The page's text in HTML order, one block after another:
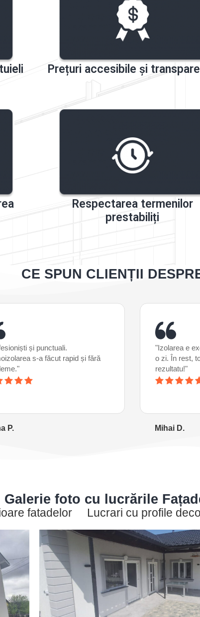
Prețuri accesibile și
Respectarea termenilor
prestabiliți
CE SPUN CLIENȚII
și punctuali.
s-a făcut rapid și fără
P.
"Izolarea e
o zi. În rest,
rezultatu!"
Mihai D.
Galerie foto cu lucrările
fatadelor Lucrari cu profile